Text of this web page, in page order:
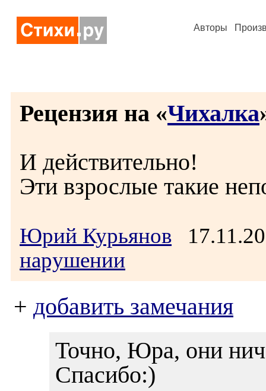
Авторы
Рецензия на «Чихалка
И действительно!
Эти взрослые такие
Юрий Курьянов
нарушении
+ добавить замечания
Точно, Юра, они
Спасибо:)